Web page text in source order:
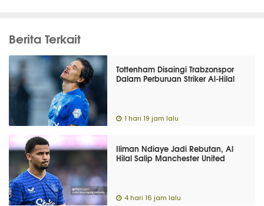
Berita Terkait
Tottenham Disaingi Trabzonspor
Dalam Perburuan Striker Al-Hilal
1 hari 19 jam lalu
Iliman Ndiaye Jadi Rebutan, Al
Hilal Salip Manchester United
4 hari 16 jam lalu